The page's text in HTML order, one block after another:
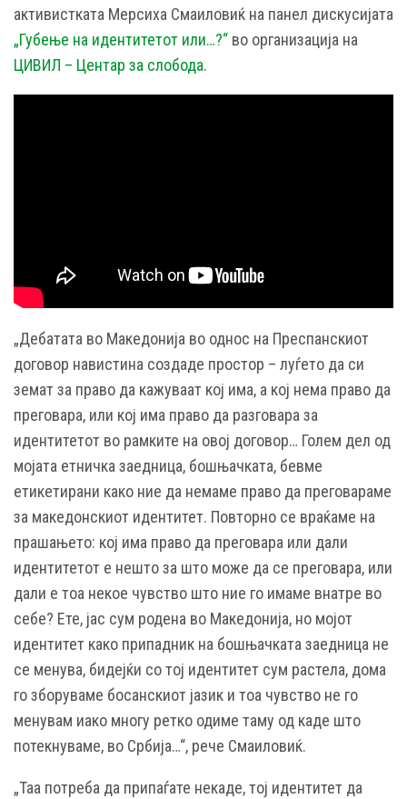
активистката Мерсиха Смаиловиќ на панел дискусијата
„Губење на идентитетот или…?“ во организација на
ЦИВИЛ – Центар за слобода.
„Дебатата во Македонија во однос на Преспанскиот
договор навистина создаде простор – луѓето да си
земат за право да кажуваат кој има, а кој нема право да
преговара, или кој има право да разговара за
идентитетот во рамките на овој договор… Голем дел од
мојата етничка заедница, бошњачката, бевме
етикетирани како ние да немаме право да преговараме
за македонскиот идентитет. Повторно се враќаме на
прашањето: кој има право да преговара или дали
идентитетот е нешто за што може да се преговара, или
дали е тоа некое чувство што ние го имаме внатре во
себе? Ете, јас сум родена во Македонија, но мојот
идентитет како припадник на бошњачката заедница не
се менува, бидејќи со тој идентитет сум растела, дома
го зборуваме босанскиот јазик и тоа чувство не го
менувам иако многу ретко одиме таму од каде што
потекнуваме, во Србија…“, рече Смаиловиќ.
„Таа потреба да припаѓате некаде, тој идентитет да